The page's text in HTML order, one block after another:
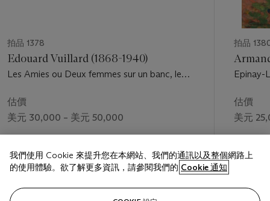
拍品 1378
Edouard Vuillard (1868-1940)
Les Amies ou Deux femmes sur un banc, le
估價
美元 30,000 – 美元 50,000
美元 62,500
拍品
Epinay-
估價
美元
美元
我們使用 Cookie 來提升您在本網站、我們的通訊以及整個網路上
的使用體驗。欲了解更多資訊，請參閱我們的 Cookie 通知